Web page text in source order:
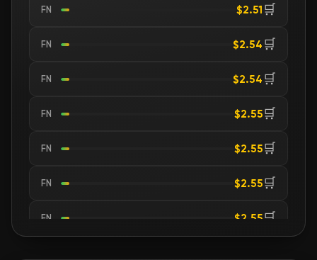
FN $2.51 🛒
FN $2.54 🛒
FN $2.54 🛒
FN $2.55🛒
FN $2.55🛒
FN $2.55🛒
FN $2.55🛒